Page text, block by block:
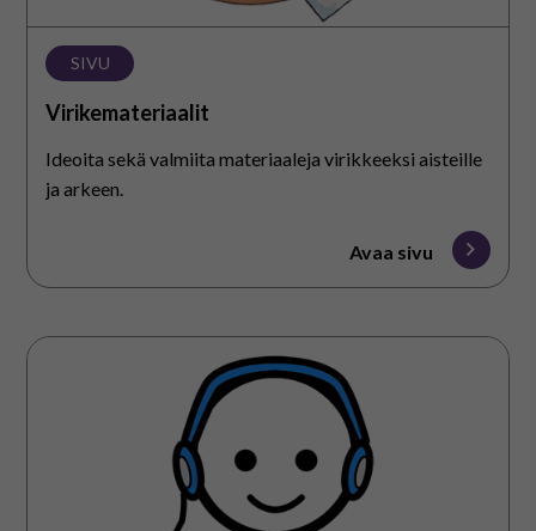
SIVU
Virikemateriaalit
Ideoita sekä valmiita materiaaleja virikkeeksi aisteille
ja arkeen.
Avaa sivu